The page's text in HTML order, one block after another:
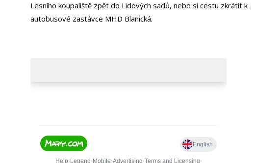
Lesního koupaliště zpět do Lidových sadů, nebo si cestu zkrátit k
autobusové zastávce MHD Blanická.